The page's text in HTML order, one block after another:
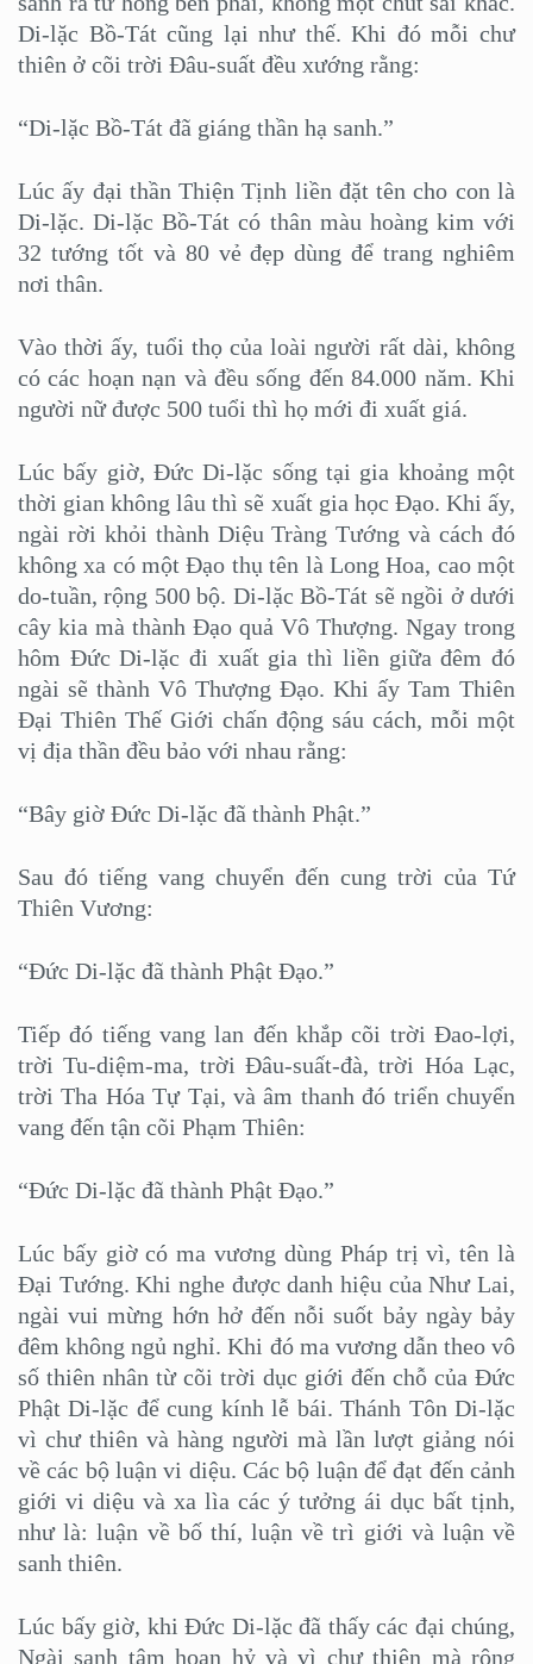
Di-lặc Bồ-Tát cũng lại như thế. Khi đó mỗi chư
thiên ở cõi trời Đâu-suất đều xướng rằng:
“Di-lặc Bồ-Tát đã giáng thần hạ sanh.”
Lúc ấy đại thần Thiện Tịnh liền đặt tên cho con là
Di-lặc. Di-lặc Bồ-Tát có thân màu hoàng kim với
32 tướng tốt và 80 vẻ đẹp dùng để trang nghiêm
nơi thân.
Vào thời ấy, tuổi thọ của loài người rất dài, không
có các hoạn nạn và đều sống đến 84.000 năm. Khi
người nữ được 500 tuổi thì họ mới đi xuất giá.
Lúc bấy giờ, Đức Di-lặc sống tại gia khoảng một
thời gian không lâu thì sẽ xuất gia học Đạo. Khi ấy,
ngài rời khỏi thành Diệu Tràng Tướng và cách đó
không xa có một Đạo thụ tên là Long Hoa, cao một
do-tuần, rộng 500 bộ. Di-lặc Bồ-Tát sẽ ngồi ở dưới
cây kia mà thành Đạo quả Vô Thượng. Ngay trong
hôm Đức Di-lặc đi xuất gia thì liền giữa đêm đó
ngài sẽ thành Vô Thượng Đạo. Khi ấy Tam Thiên
Đại Thiên Thế Giới chấn động sáu cách, mỗi một
vị địa thần đều bảo với nhau rằng:
“Bây giờ Đức Di-lặc đã thành Phật.”
Sau đó tiếng vang chuyển đến cung trời của Tứ
Thiên Vương:
“Đức Di-lặc đã thành Phật Đạo.”
Tiếp đó tiếng vang lan đến khắp cõi trời Đao-lợi,
trời Tu-diệm-ma, trời Đâu-suất-đà, trời Hóa Lạc,
trời Tha Hóa Tự Tại, và âm thanh đó triển chuyển
vang đến tận cõi Phạm Thiên:
“Đức Di-lặc đã thành Phật Đạo.”
Lúc bấy giờ có ma vương dùng Pháp trị vì, tên là
Đại Tướng. Khi nghe được danh hiệu của Như Lai,
ngài vui mừng hớn hở đến nỗi suốt bảy ngày bảy
đêm không ngủ nghỉ. Khi đó ma vương dẫn theo vô
số thiên nhân từ cõi trời dục giới đến chỗ của Đức
Phật Di-lặc để cung kính lễ bái. Thánh Tôn Di-lặc
vì chư thiên và hàng người mà lần lượt giảng nói
về các bộ luận vi diệu. Các bộ luận để đạt đến cảnh
giới vi diệu và xa lìa các ý tưởng ái dục bất tịnh,
như là: luận về bố thí, luận về trì giới và luận về
sanh thiên.
Lúc bấy giờ, khi Đức Di-lặc đã thấy các đại chúng,
Ngài sanh tâm hoan hỷ và vì chư thiên mà rộng